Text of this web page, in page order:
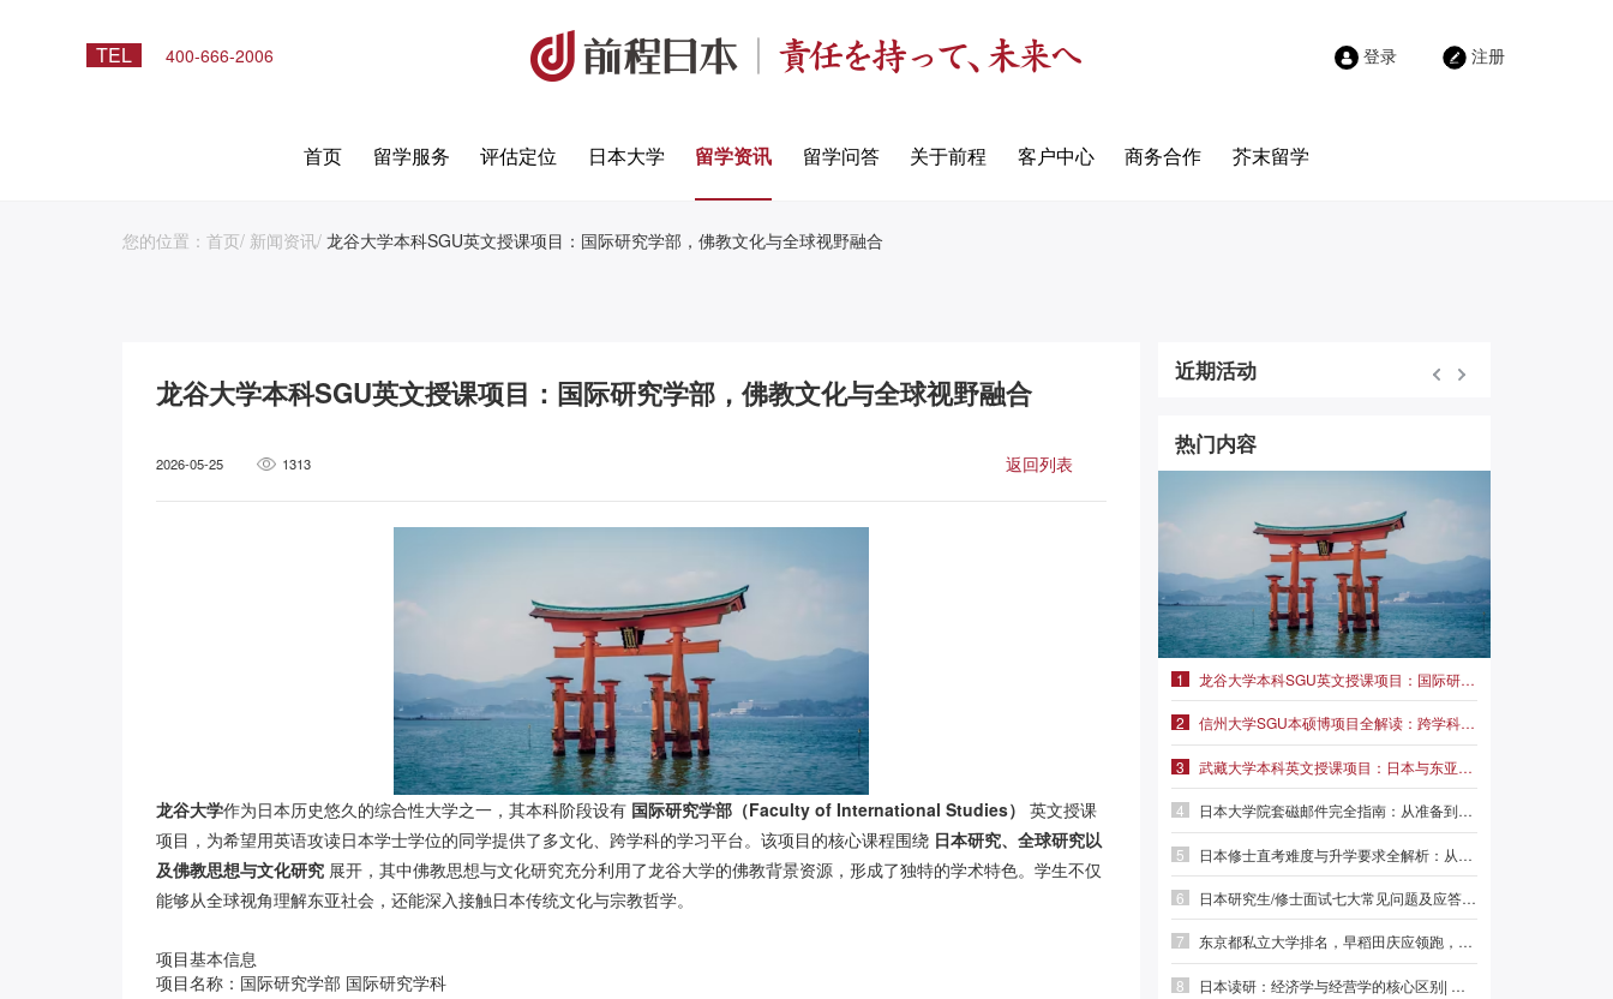
TEL 400-666-2006 登录 注册
首页 留学服务 评估定位 日本大学 留学资讯 留学问答 关于前程 客户中心 商务合作 芥末留学
您的位置： 首页/ 新闻资讯/ 龙谷大学本科SGU英文授课项目：国际研究学部，佛教文化与全球视野融合
龙谷大学本科SGU英文授课项目：国际研究学部，佛教文化与全球视野融合
2026-05-25 1313 返回列表
龙谷大学作为日本历史悠久的综合性大学之一，其本科阶段设有 国际研究学部（Faculty of International Studies） 英文授课
项目，为希望用英语攻读日本学士学位的同学提供了多文化、跨学科的学习平台。该项目的核心课程围绕 日本研究、全球研究以
及佛教思想与文化研究 展开，其中佛教思想与文化研究充分利用了龙谷大学的佛教背景资源，形成了独特的学术特色。学生不仅
能够从全球视角理解东亚社会，还能深入接触日本传统文化与宗教哲学。
项目基本信息
项目名称：国际研究学部 国际研究学科
近期活动
热门内容
1 龙谷大学本科SGU英文授课项目：国际研究学部，佛教文化与全球视野融合
2 信州大学SGU本硕博项目全解读：跨学科本科、纤维学旗舰、医学与环境前沿
3 武藏大学本科英文授课项目：日本与东亚研究（经济学学位）| 日本SGU项目
4 日本大学院套磁邮件完全指南：从准备到发送，教授想看到的都在这里
5 日本修士直考难度与升学要求全解析：从出愿到考试| 前程日本留学
6 日本研究生/修士面试七大常见问题及应答策略|前程日本留学
7 东京都私立大学排名，早稻田庆应领跑，看你的梦校在第几？
8 日本读研：经济学与经营学的核心区别| 前程日本留学